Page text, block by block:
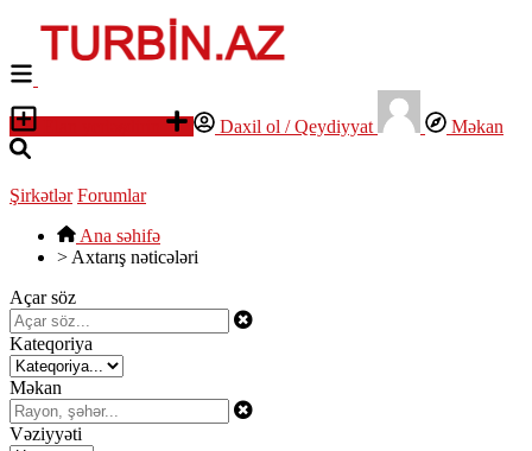
Daxil ol / Qeydiyyat Məkan
Şirkətlər Forumlar
Ana səhifə
> Axtarış nəticələri
Açar söz
Kateqoriya
Məkan
Vəziyyəti